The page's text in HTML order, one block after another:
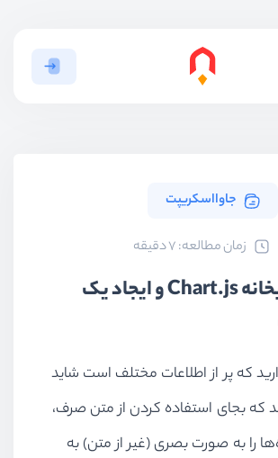
جاوااسکریپت
ﺯﻣﺎﻥ ﻣﻄﺎﻟﻌﻪ: 7 دقیقه
معرفی کتابخانه Chart.js و ایجاد یک
که پر از اطلاعات مختلف است شاید
که بجای استفاده کردن از متن صرف،
را به صورت بصری (غیر از متن) به